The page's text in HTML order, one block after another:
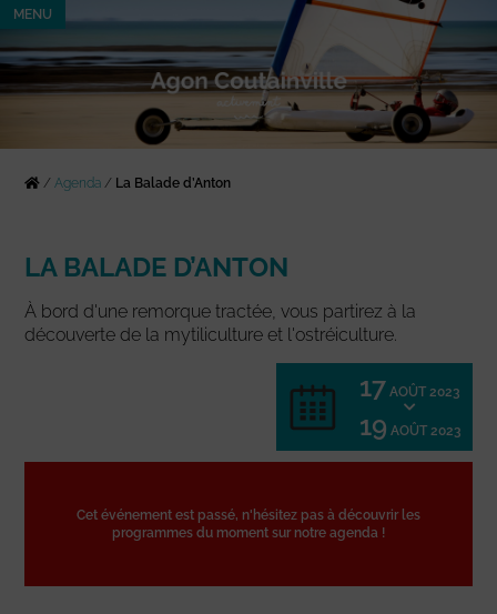
MENU
/Agenda / La Balade d’Anton
LA BALADE D’ANTON
À bord d'une remorque tractée, vous partirez à la
découverte de la mytiliculture et l'ostréiculture.
17 AOÛT 2023
19 AOÛT 2023
Cet événement est passé, n'hésitez pas à découvrir les
programmes du moment sur notre agenda !